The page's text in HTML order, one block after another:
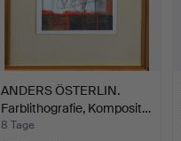
ANDERS ÖSTERLIN.
Farblithografie, Komposit…
8 Tage